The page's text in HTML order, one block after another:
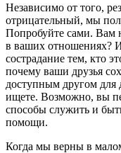
Независимо от того,
отрицательный, мы
Попробуйте сами. Вам
в ваших отношениях?
сострадание тем, кто
почему ваши друзья
доступным другом для
ищете. Возможно, вы
способы служить и
помощи.
Когда мы верны в